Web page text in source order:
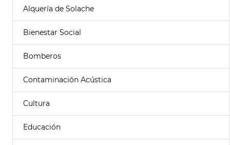
Alquería de Solache
Bienestar Social
Bomberos
Contaminación Acústica
Cultura
Educación